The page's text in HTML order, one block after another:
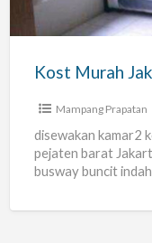
Kost Murah
Mampang Prapatan
disewakan kamar2
pejaten barat
busway buncit